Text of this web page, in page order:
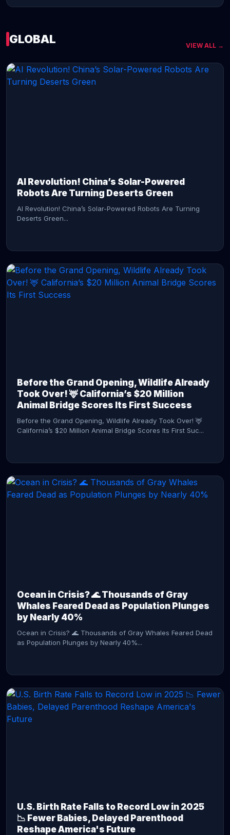
GLOBAL VIEW ALL →
AI Revolution! China’s Solar-Powered
Robots Are Turning Deserts Green
AI Revolution! China’s Solar-Powered Robots Are Turning
Deserts Green...
Before the Grand Opening, Wildlife Already
Took Over! 🦌 California’s $20 Million
Animal Bridge Scores Its First Success
Before the Grand Opening, Wildlife Already Took Over! 🦌
California’s $20 Million Animal Bridge Scores Its First Suc...
Ocean in Crisis? 🌊 Thousands of Gray
Whales Feared Dead as Population Plunges
by Nearly 40%
Ocean in Crisis? 🌊 Thousands of Gray Whales Feared Dead
as Population Plunges by Nearly 40%...
U.S. Birth Rate Falls to Record Low in 2025
📉 Fewer Babies, Delayed Parenthood
Reshape America's Future